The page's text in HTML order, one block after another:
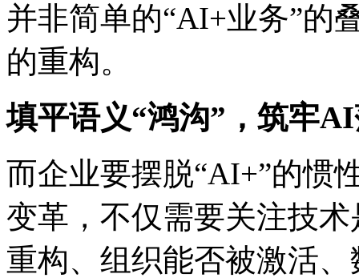
并非简单的“AI+业务”的叠
的重构。
填平语义“鸿沟”，筑牢
而企业要摆脱“AI+”的惯性
变革，不仅需要关注技
重构、组织能否被激活